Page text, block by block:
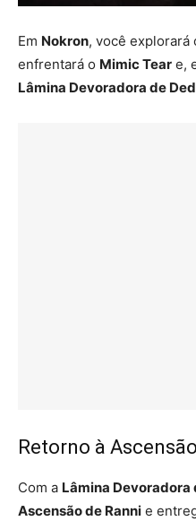
Em Nokron, você explorará
enfrentará o Mimic Tear e,
Lâmina Devoradora de
Retorno à
Com a Lâmina Devoradora
Ascensão de Ranni e